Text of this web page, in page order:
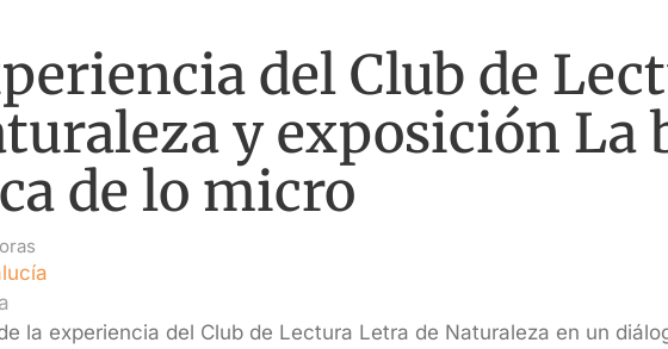
del Club de
y exposición La
de lo micro
la experiencia del Club de Lectura Letra de Naturaleza en un